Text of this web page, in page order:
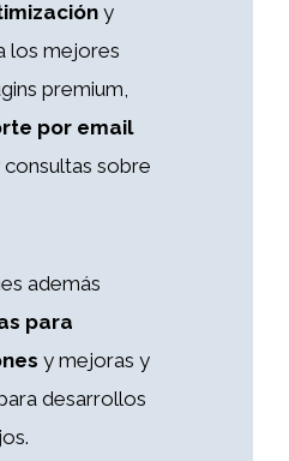
y
los mejores
premium,
por email
consultas sobre
además
para
y mejoras y
desarrollos